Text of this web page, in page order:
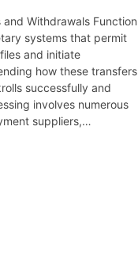
and Withdrawals Function
systems that permit
and initiate
how these transfers
successfully and
involves numerous
suppliers,…